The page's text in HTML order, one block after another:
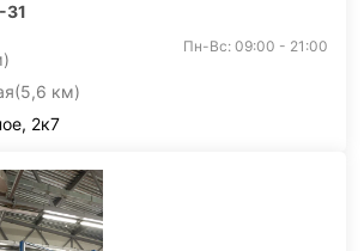
31
(5,6 км)
Пн-Вс: 09:00 - 21:00
2к7